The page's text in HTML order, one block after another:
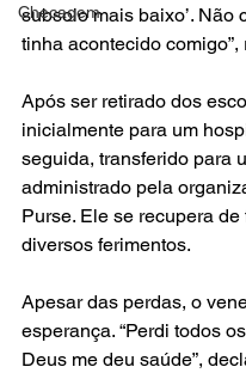
Checagem
subsolo mais baixo’. Não
tinha acontecido comigo”,
Após ser retirado dos
inicialmente para um
seguida, transferido para
administrado pela
Purse. Ele se recupera
diversos ferimentos.
Apesar das perdas, o
esperança. “Perdi todos
Deus me deu saúde”,